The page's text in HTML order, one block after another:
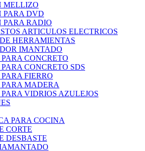
MELLIZO
PARA DVD
PARA RADIO
ARTICULOS ELECTRICOS
HERRAMIENTAS
IMANTADO
CONCRETO
CONCRETO SDS
FIERRO
MADERA
VIDRIOS AZULEJOS
PARA COCINA
CORTE
DESBASTE